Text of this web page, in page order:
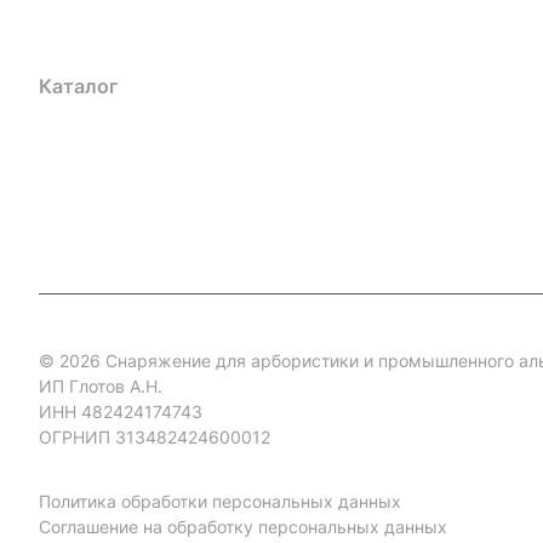
Каталог
© 2026 Снаряжение для арбористики и промышленного
ИП Глотов А.Н.
ИНН 482424174743
ОГРНИП 313482424600012
Политика обработки персональных данных
Соглашение на обработку персональных данных